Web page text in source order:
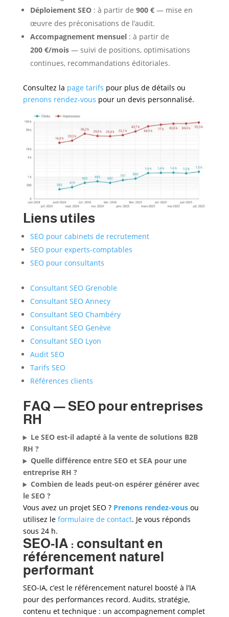
Déploiement SEO: à partir de 900 €— mise en
œuvre des préconisations de l’audit.
Accompagnement mensuel: à partir de
200 €/mois— suivi de positions, optimisations
continues, recommandations éditoriales.
Consultez la page tarifs pour plus de détails ou
prenons rendez-vous pour un devis personnalisé.
Liens utiles
SEO pour cabinets de recrutement
SEO pour experts-comptables
SEO pour consultants
Consultant SEO Grenoble
Consultant SEO Annecy
Consultant SEO Chambéry
Consultant SEO Genève
Consultant SEO Lyon
Audit SEO
Tarifs SEO
Références clients
FAQ — SEO pour entreprises
RH
Le SEO est-il adapté à la vente de solutions B2B
RH ?
Quelle différence entre SEO et SEA pour une
entreprise RH ?
Combien de leads peut-on espérer générer avec
le SEO ?
Vous avez un projet SEO ? Prenons rendez-vousou
utilisez le formulaire de contact. Je vous réponds
sous 24 h.
SEO-IA : consultant en
référencement naturel
performant
SEO-IA, c’est le référencement naturel boosté à l’IA
pour des performances record. Audits, stratégie,
contenu et technique : un accompagnement complet